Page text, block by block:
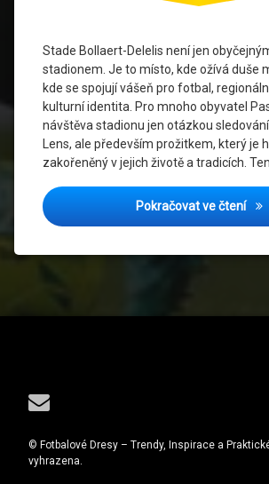
Stade Bollaert-Delelis není jen
stadionem. Je to místo, kde ožívá duše
kde se spojují vášeň pro fotbal,
kulturní identita. Pro mnoho obyvatel
návštěva stadionu jen otázkou
Lens, ale především prožitkem, který je
zakořeněný v jejich životě a tradicích.
Pokračovat ve čtení
stadionu
RC
Lens
Sportovní
Historie
Stade
Bollaert-
Delelis
E-mail
© Fotbalové Dresy – Trendy, Inspirace a
vyhrazena.